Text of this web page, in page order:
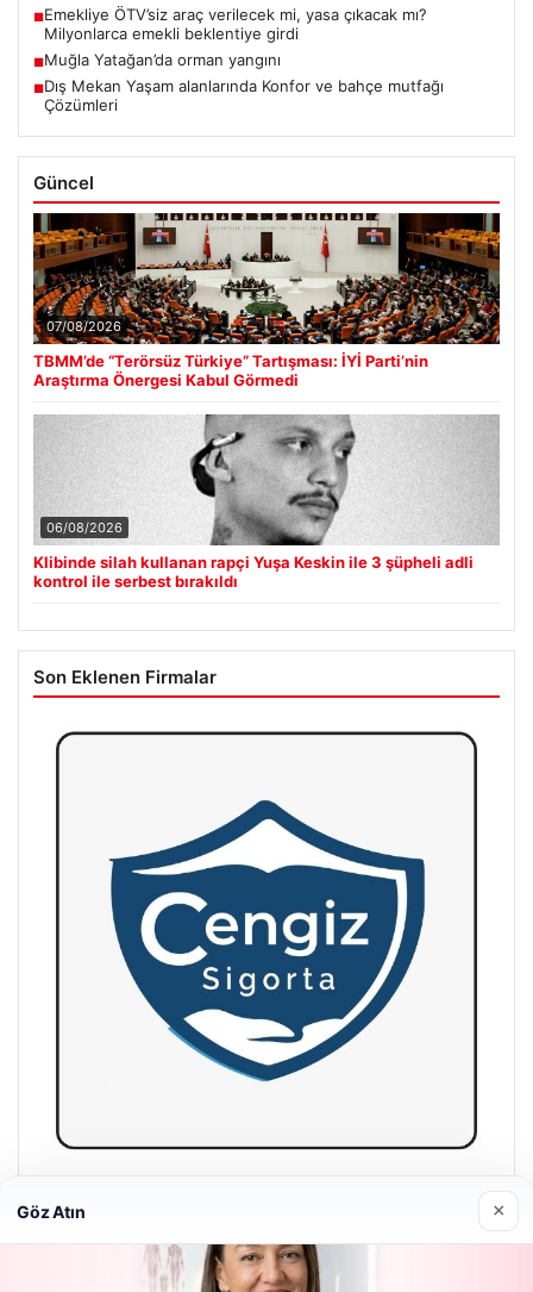
■Emekliye ÖTV’siz araç verilecek mi, yasa çıkacak mı?
Milyonlarca emekli beklentiye girdi
■Muğla Yatağan’da orman yangını
■Dış Mekan Yaşam alanlarında Konfor ve bahçe mutfağı
Çözümleri
Güncel
07/08/2026
TBMM’de “Terörsüz Türkiye” Tartışması: İYİ Parti’nin
Araştırma Önergesi Kabul Görmedi
06/08/2026
Klibinde silah kullanan rapçi Yuşa Keskin ile 3 şüpheli adli
kontrol ile serbest bırakıldı
Son Eklenen Firmalar
Hastaş Beton
Göz Atın ×